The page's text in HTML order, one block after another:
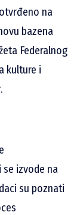
na
bazena
Federalnog
kulture i
izvode na
su poznati